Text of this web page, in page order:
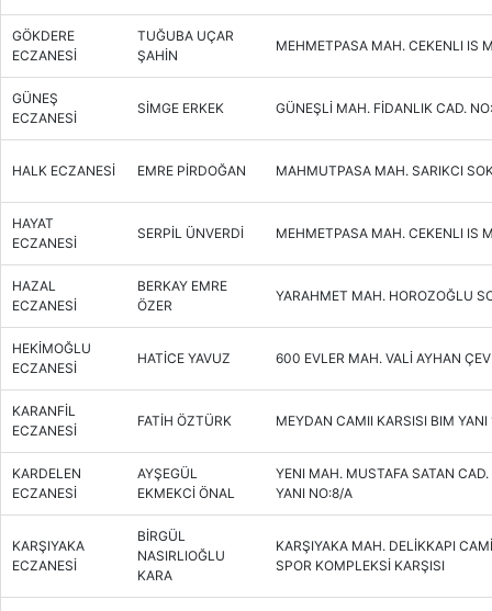
GÖKDERE
ECZANESİ
TUĞUBA UÇAR
ŞAHİN
MEHMETPASA MAH. CEKENLI IS
GÜNEŞ
ECZANESİ
SİMGE ERKEK GÜNEŞLİ MAH. FİDANLIK CAD.
HALK ECZANESİ EMRE PİRDOĞAN MAHMUTPASA MAH. SARIKCI
HAYAT
ECZANESİ
SERPİL ÜNVERDİ MEHMETPASA MAH. CEKENLI IS
HAZAL
ECZANESİ
BERKAY EMRE
ÖZER
YARAHMET MAH. HOROZOĞLU
HEKİMOĞLU
ECZANESİ
HATİCE YAVUZ 600 EVLER MAH. VALİ AYHAN
KARANFİL
ECZANESİ
FATİH ÖZTÜRK MEYDAN CAMII KARSISI BIM
KARDELEN
ECZANESİ
AYŞEGÜL
EKMEKCİ ÖNAL
YENI MAH. MUSTAFA SATAN
YANI NO:8/A
KARŞIYAKA
ECZANESİ
BİRGÜL
NASIRLIOĞLU
KARA
KARŞIYAKA MAH. DELİKKAPI
SPOR KOMPLEKSİ KARŞISI